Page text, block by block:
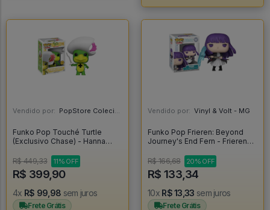
Vendido por: PopStore Colecionáveis - MG
Funko Pop Touché Turtle
(Exclusivo Chase) - Hanna
R$ 449,33
11% OFF
R$ 399,90
4x R$ 99,98 sem juros
Frete Grátis
Vendido por: Vinyl & Volt - MG
Funko Pop Frieren: Beyond
Journey's End Fern - Frieren
R$ 166,68
20% OFF
R$ 133,34
10x R$ 13,33 sem juros
Frete Grátis